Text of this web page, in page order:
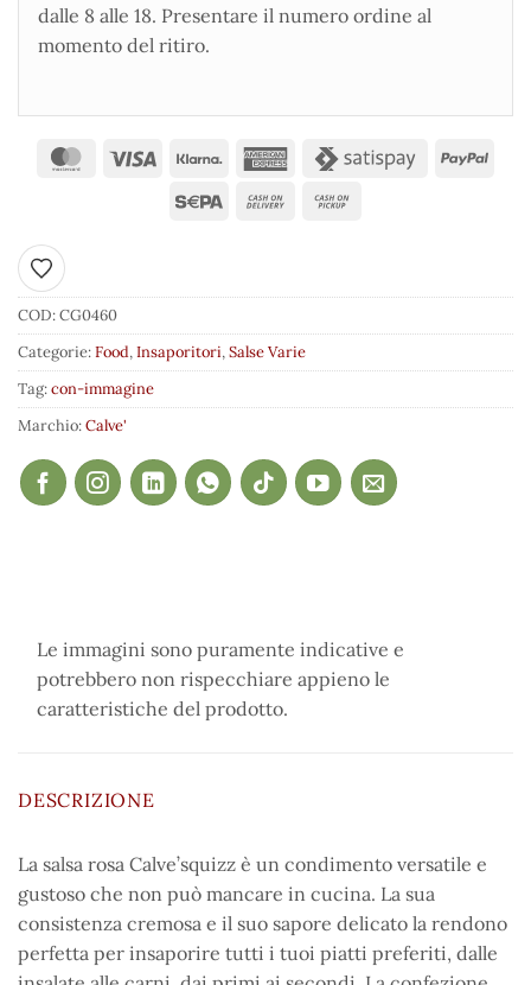
dalle 8 alle 18. Presentare il numero ordine al
momento del ritiro.
Aggiungi ai preferiti
COD:CG0460
Categorie:Food,Insaporitori,Salse Varie
Tag:con-immagine
Marchio:Calve'
Le immagini sono puramente indicative e
potrebbero non rispecchiare appieno le
caratteristiche del prodotto.
DESCRIZIONE
La salsa rosa Calve’squizz è un condimento versatile e
gustoso che non può mancare in cucina. La sua
consistenza cremosa e il suo sapore delicato la rendono
perfetta per insaporire tutti i tuoi piatti preferiti, dalle